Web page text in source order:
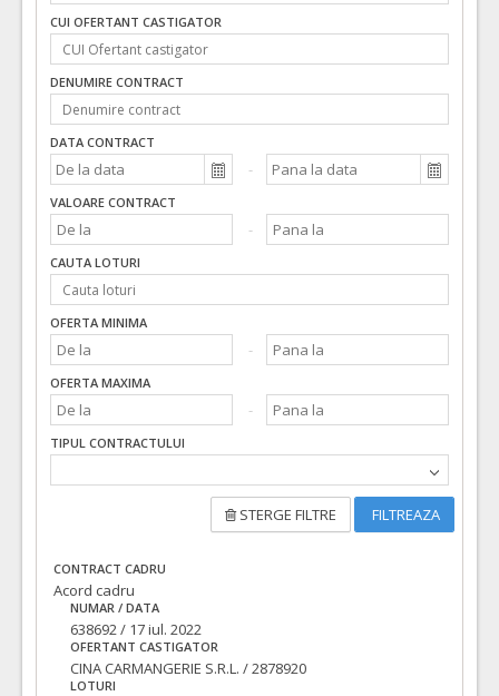
CUI OFERTANT CASTIGATOR
DENUMIRE CONTRACT
DATA CONTRACT
VALOARE CONTRACT
CAUTA LOTURI
OFERTA MINIMA
OFERTA MAXIMA
TIPUL CONTRACTULUI
STERGE FILTRE FILTREAZA
CONTRACT CADRU
Acord cadru
NUMAR / DATA
638692 / 17 iul. 2022
OFERTANT CASTIGATOR
CINA CARMANGERIE S.R.L. / 2878920
LOTURI